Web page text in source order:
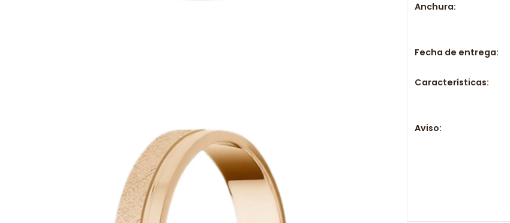
Anchura:
Fecha de entrega:
Características:
Aviso: